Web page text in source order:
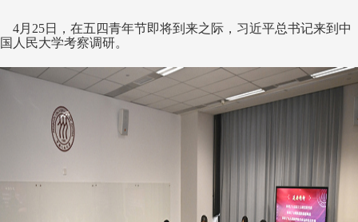
4月25日，在五四青年节即将到来之际，习近平总书记来到中
国人民大学考察调研。